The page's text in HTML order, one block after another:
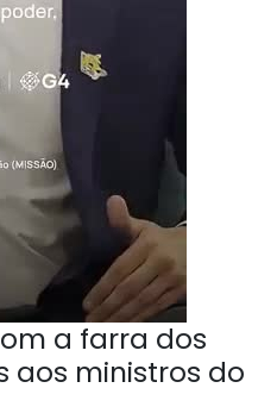
a farra dos
aos ministros do